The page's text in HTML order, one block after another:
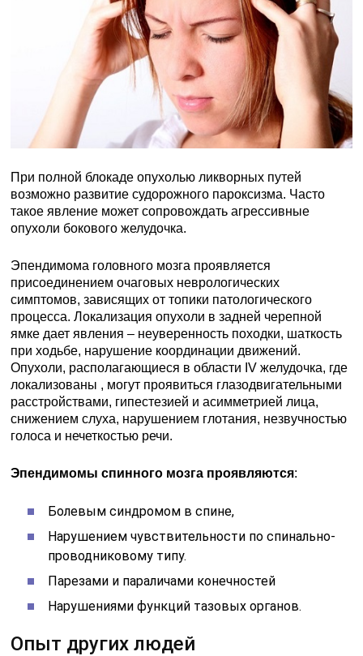
При полной блокаде опухолью ликворных путей
возможно развитие судорожного пароксизма. Часто
такое явление может сопровождать агрессивные
опухоли бокового желудочка.
Эпендимома головного мозга проявляется
присоединением очаговых неврологических
симптомов, зависящих от топики патологического
процесса. Локализация опухоли в задней черепной
ямке дает явления – неуверенность походки, шаткость
при ходьбе, нарушение координации движений.
Опухоли, располагающиеся в области IV желудочка, где
локализованы , могут проявиться глазодвигательными
расстройствами, гипестезией и асимметрией лица,
снижением слуха, нарушением глотания, незвучностью
голоса и нечеткостью речи.
Эпендимомы спинного мозга проявляются:
Болевым синдромом в спине,
Нарушением чувствительности по спинально-
проводниковому типу.
Парезами и параличами конечностей
Нарушениями функций тазовых органов.
Опыт других людей